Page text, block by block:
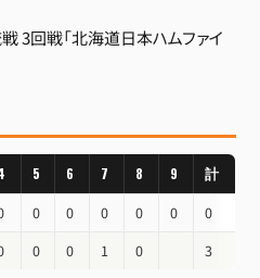
3回戦「北海道日本ハムファイ
5 6 7 8 9
計
0 0 0 0 0
0
0 0 1 0 3